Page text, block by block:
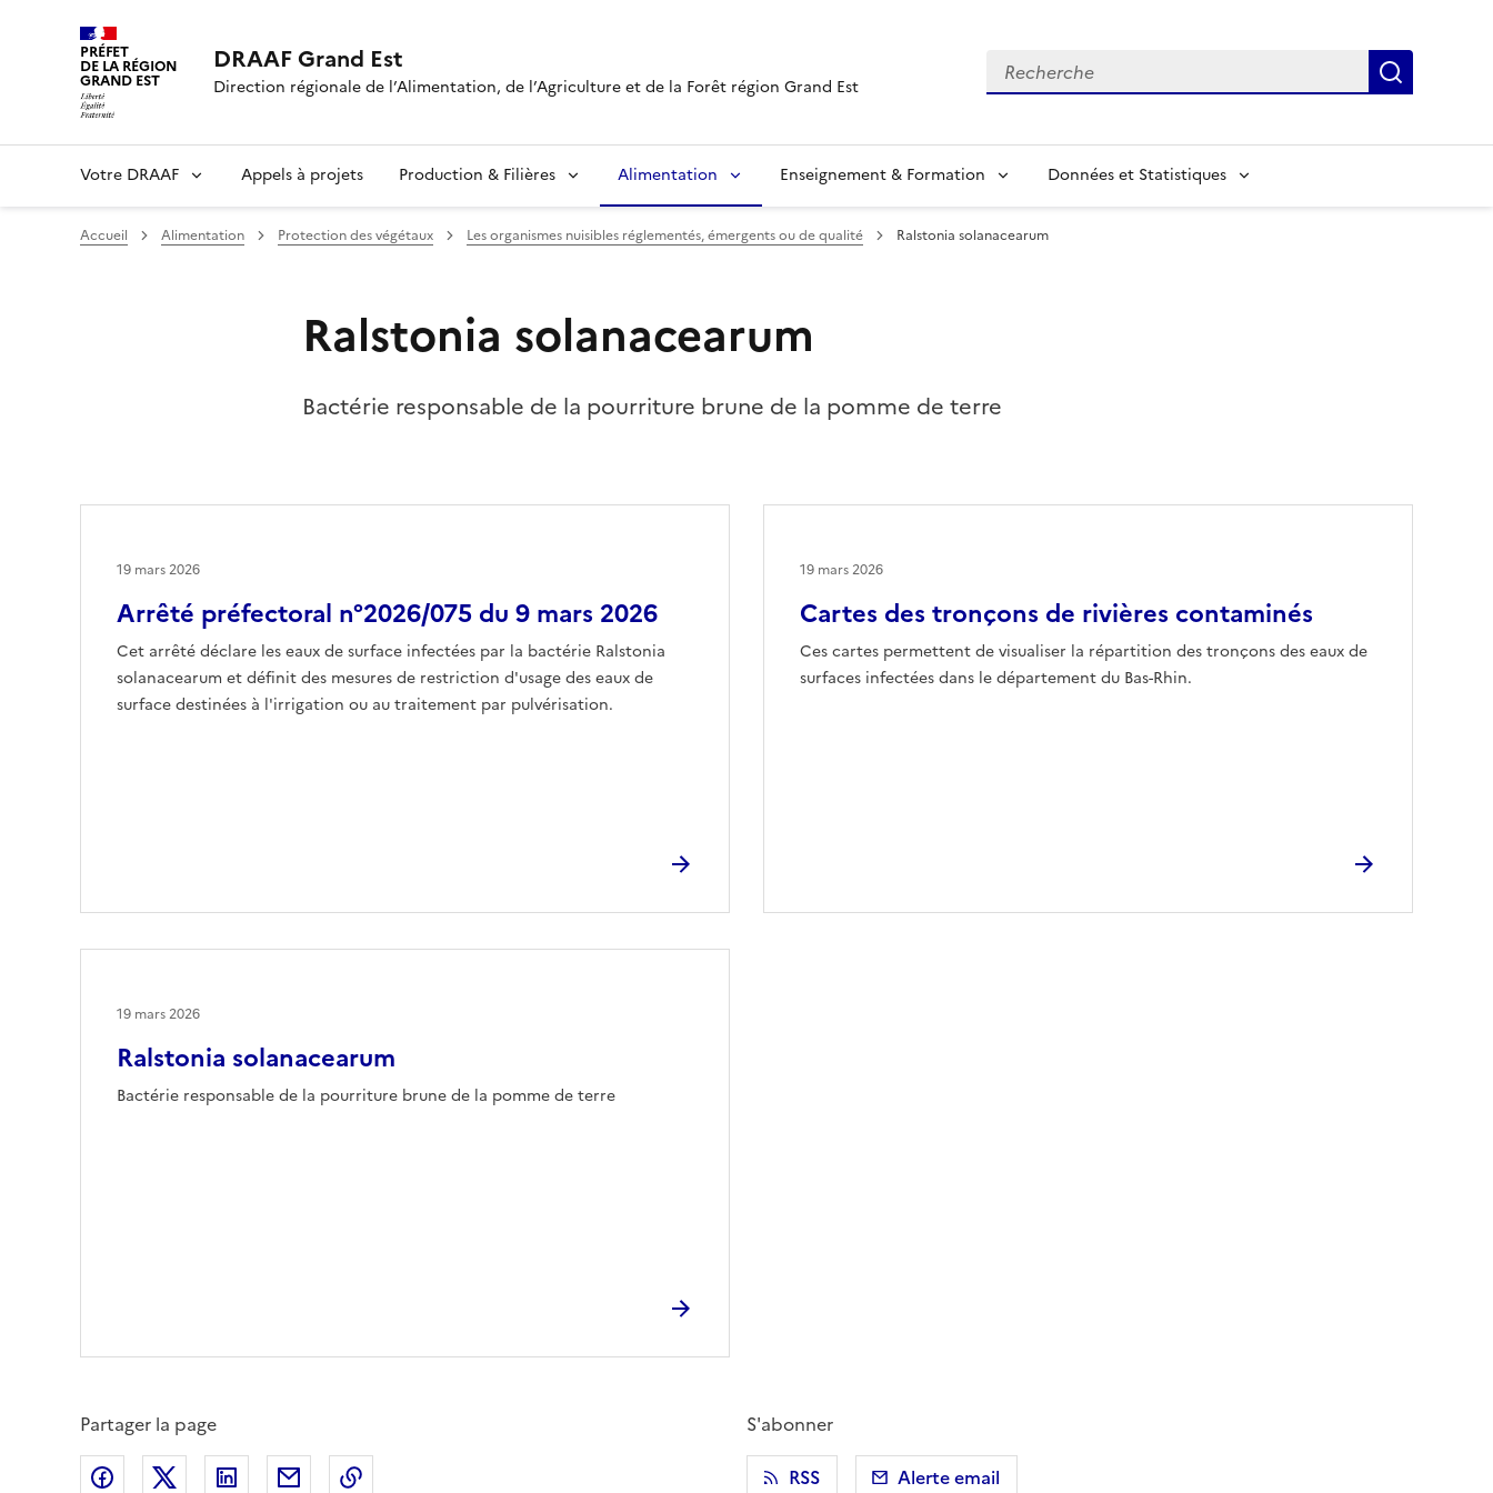
PRÉFET
DE LA RÉGION
GRAND EST
DRAAF Grand Est
Direction régionale de l’Alimentation, de l’Agriculture et de la Forêt région Grand Est
Recherche
Votre DRAAF Appels à projets Production & Filières Alimentation Enseignement & Formation Données et Statistiques
Accueil Alimentation Protection des végétaux Les organismes nuisibles réglementés, émergents ou de qualité Ralstonia solanacearum
Ralstonia solanacearum
Bactérie responsable de la pourriture brune de la pomme de terre
Arrêté préfectoral n°2026/075 du 9 mars 2026
Cet arrêté déclare les eaux de surface infectées par la bactérie Ralstonia
solanacearum et définit des mesures de restriction d'usage des eaux de
surface destinées à l'irrigation ou au traitement par pulvérisation.
19 mars 2026
Cartes des tronçons de rivières contaminés
Ces cartes permettent de visualiser la répartition des tronçons des eaux de
surfaces infectées dans le département du Bas-Rhin.
19 mars 2026
Ralstonia solanacearum
Bactérie responsable de la pourriture brune de la pomme de terre
19 mars 2026
Partager la page
Partager sur Facebook
Partager sur X (anciennement Twitter)
Partager sur LinkedIn
Partager par email
S'abonner
RSS
Alerte email